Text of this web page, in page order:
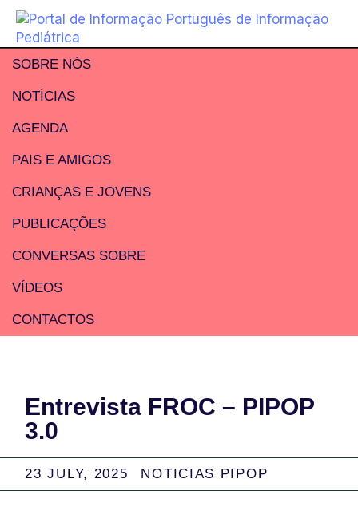
SOBRE NÓS
NOTÍCIAS
AGENDA
PAIS E AMIGOS
CRIANÇAS E JOVENS
PUBLICAÇÕES
CONVERSAS SOBRE
VÍDEOS
CONTACTOS
Entrevista FROC – PIPOP
3.0
23 JULY, 2025 NOTICIAS PIPOP